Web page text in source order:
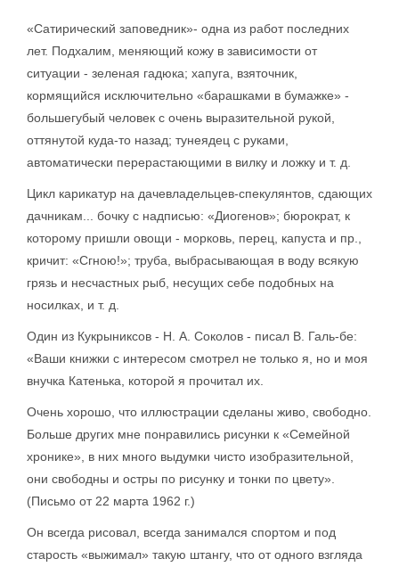
«Сатирический заповедник»- одна из работ последних
лет. Подхалим, меняющий кожу в зависимости от
ситуации - зеленая гадюка; хапуга, взяточник,
кормящийся исключительно «барашками в бумажке» -
большегубый человек с очень выразительной рукой,
оттянутой куда-то назад; тунеядец с руками,
автоматически перерастающими в вилку и ложку и т. д.
Цикл карикатур на дачевладельцев-спекулянтов, сдающих
дачникам... бочку с надписью: «Диогенов»; бюрократ, к
которому пришли овощи - морковь, перец, капуста и пр.,
кричит: «Сгною!»; труба, выбрасывающая в воду всякую
грязь и несчастных рыб, несущих себе подобных на
носилках, и т. д.
Один из Кукрыниксов - Н. А. Соколов - писал В. Галь-бе:
«Ваши книжки с интересом смотрел не только я, но и моя
внучка Катенька, которой я прочитал их.
Очень хорошо, что иллюстрации сделаны живо, свободно.
Больше других мне понравились рисунки к «Семейной
хронике», в них много выдумки чисто изобразительной,
они свободны и остры по рисунку и тонки по цвету».
(Письмо от 22 марта 1962 г.)
Он всегда рисовал, всегда занимался спортом и под
старость «выжимал» такую штангу, что от одного взгляда